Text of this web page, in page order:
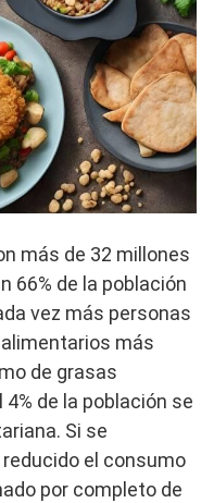
más de 32 millones
66% de la población
vez más personas
más
de grasas
de la población se
Si se
el consumo
por completo de